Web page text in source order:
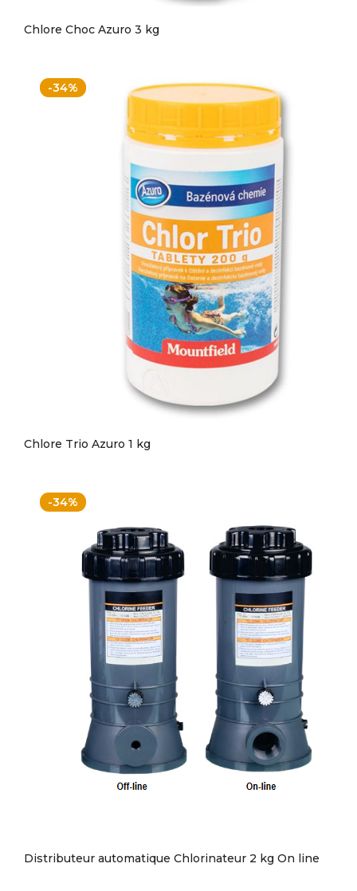
Chlore Choc Azuro 3 kg
-34%
Chlore Trio Azuro 1 kg
-34%
Distributeur automatique Chlorinateur 2 kg On line